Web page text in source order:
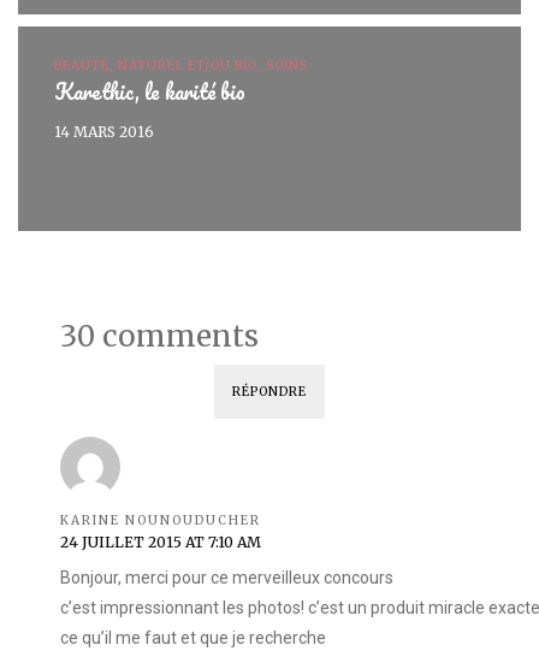
BEAUTÉ, NATUREL ET/OU BIO, SOINS
Karethic, le karité bio
14 MARS 2016
30 comments
RÉPONDRE
KARINE NOUNOUDUCHER
24 JUILLET 2015 AT 7:10 AM
Bonjour, merci pour ce merveilleux concours
c’est impressionnant les photos! c’est un produit miracle
ce qu’il me faut et que je recherche